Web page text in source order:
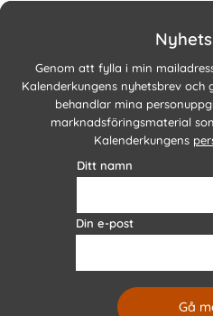
Genom att fylla i min
Kalenderkungens nyhetsbrev
behandlar mina
marknadsföringsmaterial
Kalenderkungens
Ditt namn
Din e-post